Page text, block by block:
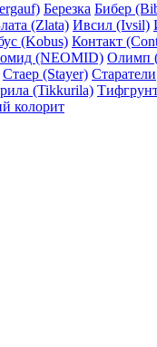
Березка Бибер
(Zlata) Ивсил (Ivsil)
(Kobus) Контакт
(NEOMID) Олимп
Стаер (Stayer) Старатели
(Tikkurila)
колорит